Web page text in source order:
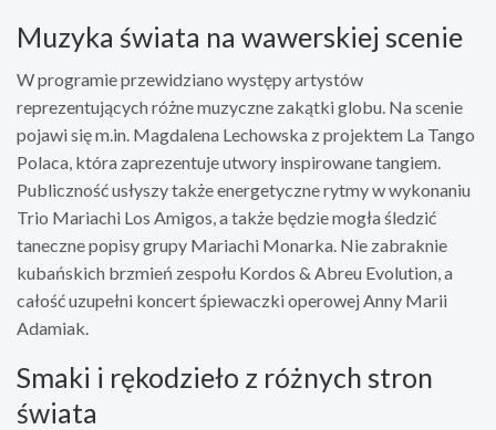
Muzyka świata na wawerskiej scenie
W programie przewidziano występy artystów
reprezentujących różne muzyczne zakątki globu. Na scenie
pojawi się m.in. Magdalena Lechowska z projektem La Tango
Polaca, która zaprezentuje utwory inspirowane tangiem.
Publiczność usłyszy także energetyczne rytmy w wykonaniu
Trio Mariachi Los Amigos, a także będzie mogła śledzić
taneczne popisy grupy Mariachi Monarka. Nie zabraknie
kubańskich brzmień zespołu Kordos & Abreu Evolution, a
całość uzupełni koncert śpiewaczki operowej Anny Marii
Adamiak.
Smaki i rękodzieło z różnych stron
świata